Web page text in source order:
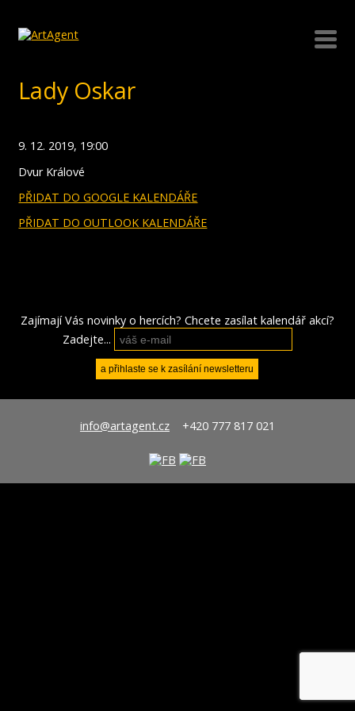
Lady Oskar
9. 12. 2019, 19:00
Dvur Králové
PŘIDAT DO GOOGLE KALENDÁŘE
PŘIDAT DO OUTLOOK KALENDÁŘE
Zajímají Vás novinky o hercích? Chcete zasílat kalendář akcí?
Zadejte...
info@artagent.cz+420 777 817 021